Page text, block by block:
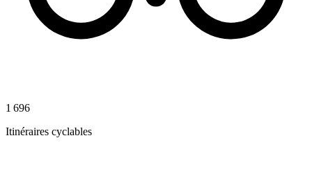
1 696
Itinéraires cyclables